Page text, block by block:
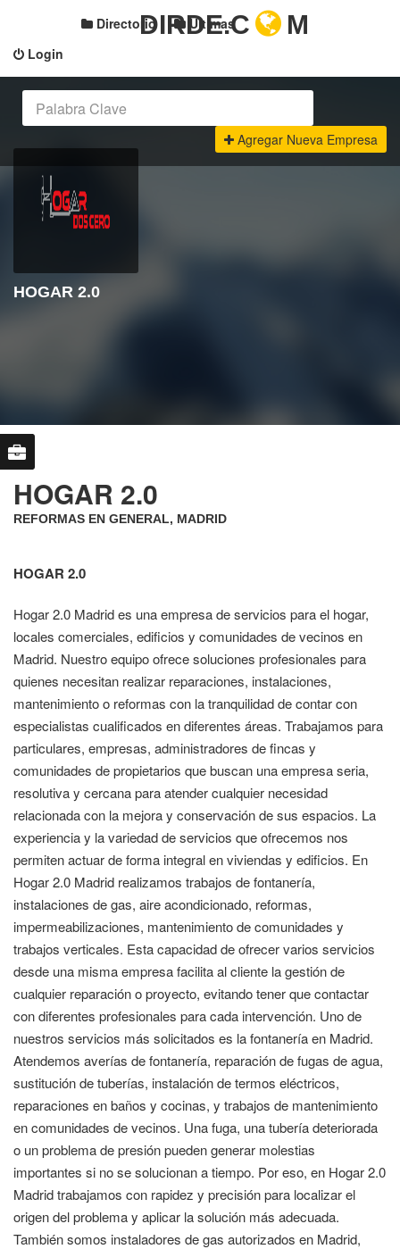
Login
Directorio Últimas
DIRDE.C M
Agregar Nueva Empresa
HOGAR 2.0
HOGAR 2.0
REFORMAS EN GENERAL, MADRID
HOGAR 2.0
Hogar 2.0 Madrid es una empresa de servicios para el hogar,
locales comerciales, edificios y comunidades de vecinos en
Madrid. Nuestro equipo ofrece soluciones profesionales para
quienes necesitan realizar reparaciones, instalaciones,
mantenimiento o reformas con la tranquilidad de contar con
especialistas cualificados en diferentes áreas. Trabajamos para
particulares, empresas, administradores de fincas y
comunidades de propietarios que buscan una empresa seria,
resolutiva y cercana para atender cualquier necesidad
relacionada con la mejora y conservación de sus espacios. La
experiencia y la variedad de servicios que ofrecemos nos
permiten actuar de forma integral en viviendas y edificios. En
Hogar 2.0 Madrid realizamos trabajos de fontanería,
instalaciones de gas, aire acondicionado, reformas,
impermeabilizaciones, mantenimiento de comunidades y
trabajos verticales. Esta capacidad de ofrecer varios servicios
desde una misma empresa facilita al cliente la gestión de
cualquier reparación o proyecto, evitando tener que contactar
con diferentes profesionales para cada intervención. Uno de
nuestros servicios más solicitados es la fontanería en Madrid.
Atendemos averías de fontanería, reparación de fugas de agua,
sustitución de tuberías, instalación de termos eléctricos,
reparaciones en baños y cocinas, y trabajos de mantenimiento
en comunidades de vecinos. Una fuga, una tubería deteriorada
o un problema de presión pueden generar molestias
importantes si no se solucionan a tiempo. Por eso, en Hogar 2.0
Madrid trabajamos con rapidez y precisión para localizar el
origen del problema y aplicar la solución más adecuada.
También somos instaladores de gas autorizados en Madrid,